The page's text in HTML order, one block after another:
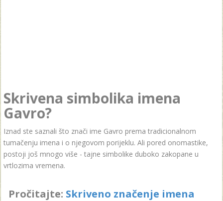
Skrivena simbolika imena
Gavro?
Iznad ste saznali što znači ime Gavro prema tradicionalnom
tumačenju imena i o njegovom porijeklu. Ali pored onomastike,
postoji još mnogo više - tajne simbolike duboko zakopane u
vrtlozima vremena.
Pročitajte: Skriveno značenje imena